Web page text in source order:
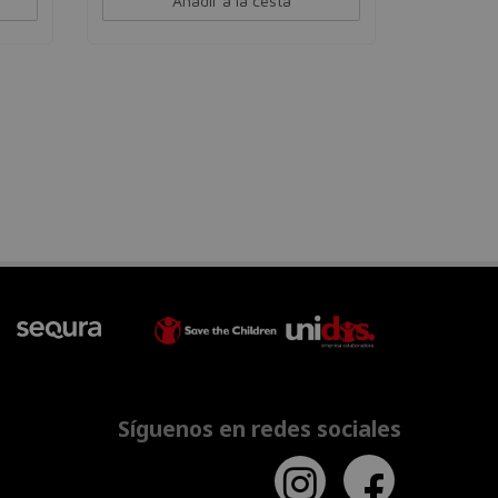
Síguenos en redes sociales